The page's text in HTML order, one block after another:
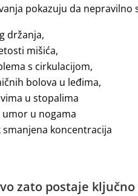
pokazuju da nepravilno
držanja,
mišića,
s cirkulacijom,
bolova u leđima,
u stopalima
umor u nogama
smanjena koncentracija
zato postaje